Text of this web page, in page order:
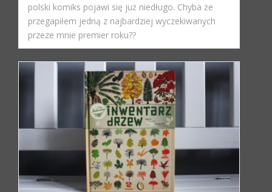
polski komiks pojawi się już niedługo. Chyba że
przegapiłem jedną z najbardziej wyczekiwanych
przeze mnie premier roku??